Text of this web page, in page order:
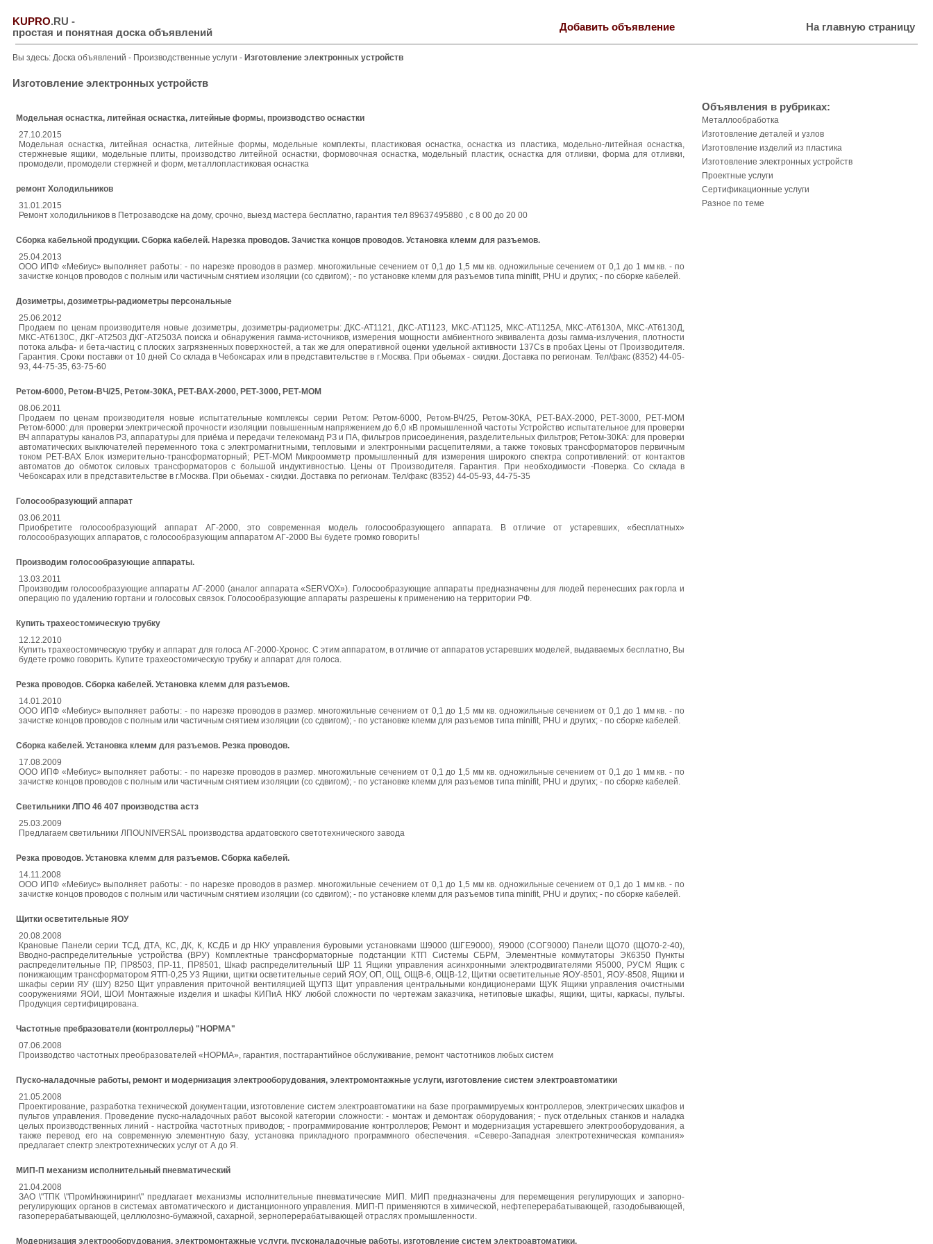
KUPRO.RU -
простая и понятная доска объявлений
Добавить объявление На главную страницу
Вы здесь: Доска объявлений - Производственные услуги - Изготовление электронных устройств
Изготовление электронных устройств
Модельная оснастка, литейная оснастка, литейные формы, производство оснастки
27.10.2015
Модельная оснастка, литейная оснастка, литейные формы, модельные комплекты, пластиковая оснастка, оснастка из пластика, модельно-литейная оснастка,
стержневые ящики, модельные плиты, производство литейной оснастки, формовочная оснастка, модельный пластик, оснастка для отливки, форма для отливки,
промодели, промодели стержней и форм, металлопластиковая оснастка
ремонт Холодильников
31.01.2015
Ремонт холодильников в Петрозаводске на дому, срочно, выезд мастера бесплатно, гарантия тел 89637495880 , с 8 00 до 20 00
Сборка кабельной продукции. Сборка кабелей. Нарезка проводов. Зачистка концов проводов. Установка клемм для разъемов.
25.04.2013
ООО ИПФ «Мебиус» выполняет работы: - по нарезке проводов в размер. многожильные сечением от 0,1 до 1,5 мм кв. одножильные сечением от 0,1 до 1 мм кв. - по
зачистке концов проводов с полным или частичным снятием изоляции (со сдвигом); - по установке клемм для разъемов типа minifit, PHU и других; - по сборке кабелей.
Дозиметры, дозиметры-радиометры персональные
25.06.2012
Продаем по ценам производителя новые дозиметры, дозиметры-радиометры: ДКС-АТ1121, ДКС-АТ1123, МКС-АТ1125, МКС-АТ1125А, МКС-АТ6130A, МКС-АТ6130Д,
МКС-АТ6130C, ДКГ-АТ2503 ДКГ-АТ2503А поиска и обнаружения гамма-источников, измерения мощности амбиентного эквивалента дозы гамма-излучения, плотности
потока альфа- и бета-частиц с плоских загрязненных поверхностей, а так же для оперативной оценки удельной активности 137Cs в пробах Цены от Производителя.
Гарантия. Сроки поставки от 10 дней Со склада в Чебоксарах или в представительстве в г.Москва. При обьемах - скидки. Доставка по регионам. Тел/факс (8352) 44-05-
93, 44-75-35, 63-75-60
Ретом-6000, Ретом-ВЧ/25, Ретом-30КА, РЕТ-ВАХ-2000, РЕТ-3000, РЕТ-МОМ
08.06.2011
Продаем по ценам производителя новые испытательные комплексы серии Ретом: Ретом-6000, Ретом-ВЧ/25, Ретом-30КА, РЕТ-ВАХ-2000, РЕТ-3000, РЕТ-МОМ
Ретом-6000: для проверки электрической прочности изоляции повышенным напряжением до 6,0 кВ промышленной частоты Устройство испытательное для проверки
ВЧ аппаратуры каналов РЗ, аппаратуры для приёма и передачи телекоманд РЗ и ПА, фильтров присоединения, разделительных фильтров; Ретом-30КА: для проверки
автоматических выключателей переменного тока с электромагнитными, тепловыми и электронными расцепителями, а также токовых трансформаторов первичным
током РЕТ-ВАХ Блок измерительно-трансформаторный; РЕТ-МОМ Микроомметр промышленный для измерения широкого спектра сопротивлений: от контактов
автоматов до обмоток силовых трансформаторов с большой индуктивностью. Цены от Производителя. Гарантия. При необходимости -Поверка. Со склада в
Чебоксарах или в представительстве в г.Москва. При обьемах - скидки. Доставка по регионам. Тел/факс (8352) 44-05-93, 44-75-35
Голосообразующий аппарат
03.06.2011
Приобретите голосообразующий аппарат АГ-2000, это современная модель голосообразующего аппарата. В отличие от устаревших, «бесплатных»
голосообразующих аппаратов, с голосообразующим аппаратом АГ-2000 Вы будете громко говорить!
Производим голосообразующие аппараты.
13.03.2011
Производим голосообразующие аппараты АГ-2000 (аналог аппарата «SERVOX»). Голосообразующие аппараты предназначены для людей перенесших рак горла и
операцию по удалению гортани и голосовых связок. Голосообразующие аппараты разрешены к применению на территории РФ.
Купить трахеостомическую трубку
12.12.2010
Купить трахеостомическую трубку и аппарат для голоса АГ-2000-Хронос. С этим аппаратом, в отличие от аппаратов устаревших моделей, выдаваемых бесплатно, Вы
будете громко говорить. Купите трахеостомическую трубку и аппарат для голоса.
Резка проводов. Сборка кабелей. Установка клемм для разъемов.
14.01.2010
ООО ИПФ «Мебиус» выполняет работы: - по нарезке проводов в размер. многожильные сечением от 0,1 до 1,5 мм кв. одножильные сечением от 0,1 до 1 мм кв. - по
зачистке концов проводов с полным или частичным снятием изоляции (со сдвигом); - по установке клемм для разъемов типа minifit, PHU и других; - по сборке кабелей.
Сборка кабелей. Установка клемм для разъемов. Резка проводов.
17.08.2009
ООО ИПФ «Мебиус» выполняет работы: - по нарезке проводов в размер. многожильные сечением от 0,1 до 1,5 мм кв. одножильные сечением от 0,1 до 1 мм кв. - по
зачистке концов проводов с полным или частичным снятием изоляции (со сдвигом); - по установке клемм для разъемов типа minifit, PHU и других; - по сборке кабелей.
Светильники ЛПО 46 407 производства астз
25.03.2009
Предлагаем светильники ЛПОUNIVERSAL производства ардатовского светотехнического завода
Резка проводов. Установка клемм для разъемов. Сборка кабелей.
14.11.2008
ООО ИПФ «Мебиус» выполняет работы: - по нарезке проводов в размер. многожильные сечением от 0,1 до 1,5 мм кв. одножильные сечением от 0,1 до 1 мм кв. - по
зачистке концов проводов с полным или частичным снятием изоляции (со сдвигом); - по установке клемм для разъемов типа minifit, PHU и других; - по сборке кабелей.
Щитки осветительные ЯОУ
20.08.2008
Крановые Панели серии ТСД, ДТА, КС, ДК, К, КСДБ и др НКУ управления буровыми установками Ш9000 (ШГЕ9000), Я9000 (СОГ9000) Панели ЩО70 (ЩО70-2-40),
Вводно-распределительные устройства (ВРУ) Комплектные трансформаторные подстанции КТП Системы СБРМ, Элементные коммутаторы ЭК6350 Пункты
распределительные ПР, ПР8503, ПР-11, ПР8501, Шкаф распределительный ШР 11 Ящики управления асинхронными электродвигателями Я5000, РУСМ Ящик с
понижающим трансформатором ЯТП-0,25 У3 Ящики, щитки осветительные серий ЯОУ, ОП, ОЩ, ОЩВ-6, ОЩВ-12, Щитки осветительные ЯОУ-8501, ЯОУ-8508, Ящики и
шкафы серии ЯУ (ШУ) 8250 Щит управления приточной вентиляцией ЩУП3 Щит управления центральными кондиционерами ЩУК Ящики управления очистными
сооружениями ЯОИ, ШОИ Монтажные изделия и шкафы КИПиА НКУ любой сложности по чертежам заказчика, нетиповые шкафы, ящики, щиты, каркасы, пульты.
Продукция сертифицирована.
Частотные пребразователи (контроллеры) "НОРМА"
07.06.2008
Производство частотных преобразователей «НОРМА», гарантия, постгарантийное обслуживание, ремонт частотников любых систем
Пуско-наладочные работы, ремонт и модернизация электрооборудования, электромонтажные услуги, изготовление систем электроавтоматики
21.05.2008
Проектирование, разработка технической документации, изготовление систем электроавтоматики на базе программируемых контроллеров, электрических шкафов и
пультов управления. Проведение пуско-наладочных работ высокой категории сложности: - монтаж и демонтаж оборудования; - пуск отдельных станков и наладка
целых производственных линий - настройка частотных приводов; - программирование контроллеров; Ремонт и модернизация устаревшего электрооборудования, а
также перевод его на современную элементную базу, установка прикладного программного обеспечения. «Северо-Западная электротехническая компания»
предлагает спектр электротехнических услуг от А до Я.
МИП-П механизм исполнительный пневматический
21.04.2008
ЗАО \"ТПК \"ПромИнжиниринг\" предлагает механизмы исполнительные пневматические МИП. МИП предназначены для перемещения регулирующих и запорно-
регулирующих органов в системах автоматического и дистанционного управления. МИП-П применяются в химической, нефтеперерабатывающей, газодобывающей,
газоперерабатывающей, целлюлозно-бумажной, сахарной, зерноперерабатывающей отраслях промышленности.
Модернизация электрооборудования, электромонтажные услуги, пусконаладочные работы, изготовление систем электроавтоматики.
Объявления в рубриках:
Металлообработка
Изготовление деталей и узлов
Изготовление изделий из пластика
Изготовление электронных устройств
Проектные услуги
Сертификационные услуги
Разное по теме